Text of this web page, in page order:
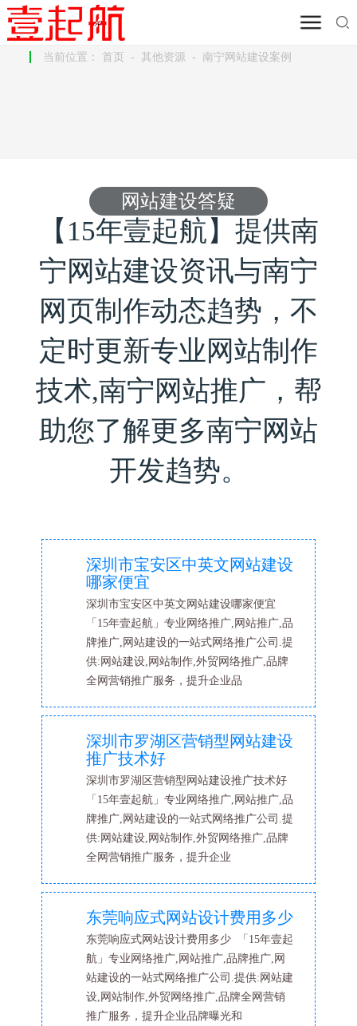
当前位置： 首页 - 其他资源 -南宁网站建设案例
网站建设答疑
【15年壹起航】提供南
宁网站建设资讯与南宁
网页制作动态趋势，不
定时更新专业网站制作
技术,南宁网站推广，帮
助您了解更多南宁网站
开发趋势。
深圳市宝安区中英文网站建设
哪家便宜
深圳市宝安区中英文网站建设哪家便宜
「15年壹起航」专业网络推广,网站推广,品
牌推广,网站建设的一站式网络推广公司.提
供:网站建设,网站制作,外贸网络推广,品牌
全网营销推广服务，提升企业品
深圳市罗湖区营销型网站建设
推广技术好
深圳市罗湖区营销型网站建设推广技术好
「15年壹起航」专业网络推广,网站推广,品
牌推广,网站建设的一站式网络推广公司.提
供:网站建设,网站制作,外贸网络推广,品牌
全网营销推广服务，提升企业
东莞响应式网站设计费用多少
东莞响应式网站设计费用多少 「15年壹起
航」专业网络推广,网站推广,品牌推广,网
站建设的一站式网络推广公司.提供:网站建
设,网站制作,外贸网络推广,品牌全网营销
推广服务，提升企业品牌曝光和